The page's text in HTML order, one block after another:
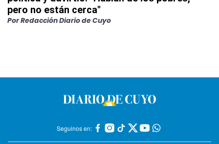
pero no están cerca"
PorRedacción Diario de Cuyo
Seguinos en: